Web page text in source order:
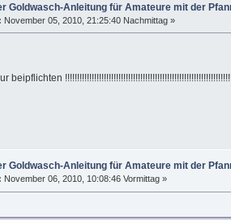
Goldwasch-Anleitung für Amateure mit der
November 05, 2010, 21:25:40 Nachmittag »
Goldwasch-Anleitung für Amateure mit der
November 06, 2010, 10:08:46 Vormittag »